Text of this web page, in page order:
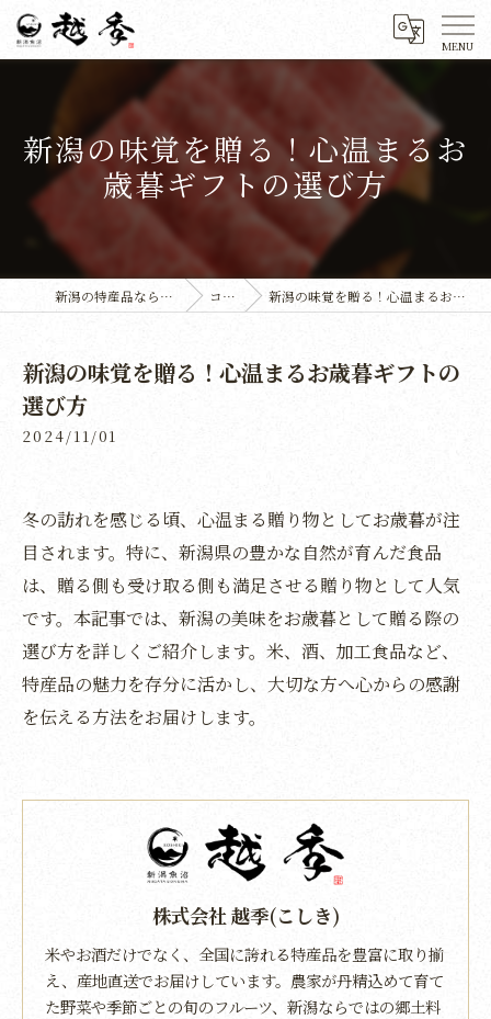
新潟の味覚を贈る！心温まるお
歳暮ギフトの選び方
新潟の特産品なら株式会社越季 コラム 新潟の味覚を贈る！心温まるお歳暮ギフトの選び方
新潟の味覚を贈る！心温まるお歳暮ギフトの
選び方
2024/11/01
冬の訪れを感じる頃、心温まる贈り物としてお歳暮が注
目されます。特に、新潟県の豊かな自然が育んだ食品
は、贈る側も受け取る側も満足させる贈り物として人気
です。本記事では、新潟の美味をお歳暮として贈る際の
選び方を詳しくご紹介します。米、酒、加工食品など、
特産品の魅力を存分に活かし、大切な方へ心からの感謝
を伝える方法をお届けします。
株式会社 越季(こしき)
米やお酒だけでなく、全国に誇れる特産品を豊富に取り揃
え、産地直送でお届けしています。農家が丹精込めて育て
た野菜や季節ごとの旬のフルーツ、新潟ならではの郷土料